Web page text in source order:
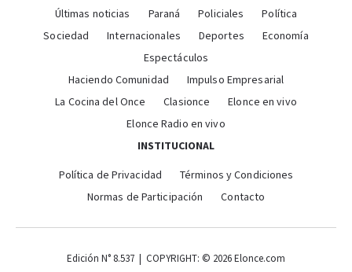
Últimas noticias Paraná Policiales
Política
Sociedad
Internacionales Deportes
Economía
Espectáculos
Haciendo Comunidad
Impulso Empresarial
La Cocina del Once
Clasionce
Elonce en vivo
Elonce Radio en vivo
INSTITUCIONAL
Política de Privacidad
Términos y Condiciones
Normas de Participación
Contacto
Edición N° 8.537 | COPYRIGHT: © 2026 Elonce.com